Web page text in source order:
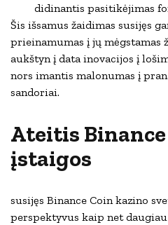
didinantis pasitikėjimas
Šis išsamus žaidimas susijęs
prieinamumas į jų mėgstamas
aukštyn į data inovacijos į
nors imantis malonumas į
sandoriai.
Ateitis
įstaigos
susijęs Binance Coin kazino
perspektyvus kaip net